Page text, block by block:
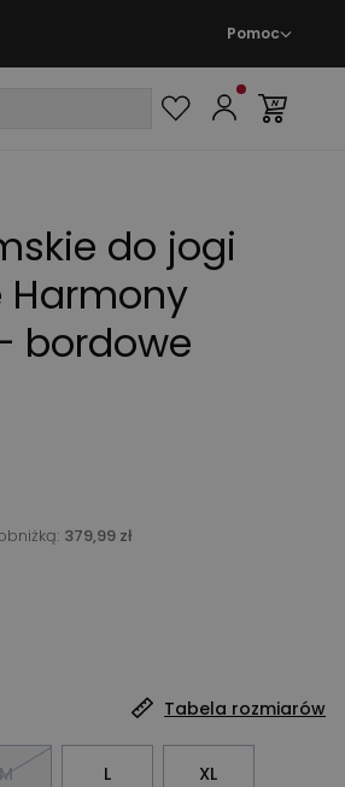
Pomoc
do jogi
Harmony
bordowe
379,99 zł
Tabela rozmiarów
L XL